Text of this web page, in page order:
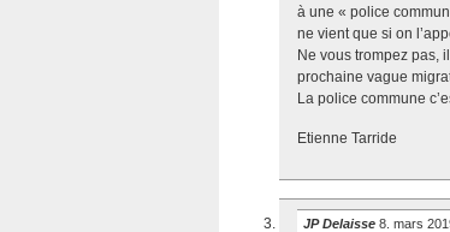
à une « police
ne vient que si on
Ne vous trompez pas,
prochaine vague
La police commune
Etienne Tarride
JP Delaisse 8. mars